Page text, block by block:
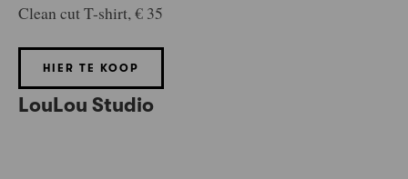
Clean cut T-shirt, € 35
HIER TE KOOP
LouLou Studio